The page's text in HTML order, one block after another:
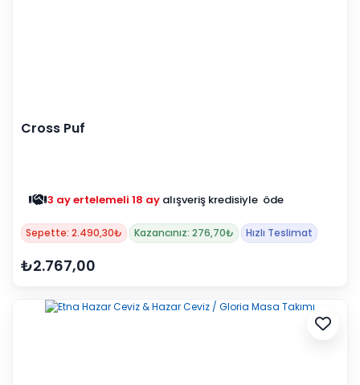
Cross Puf
3 ay ertelemeli 18 ay alışveriş kredisiyle öde
Sepette: 2.490,30₺ Kazancınız: 276,70₺ Hızlı Teslimat
₺2.767,00